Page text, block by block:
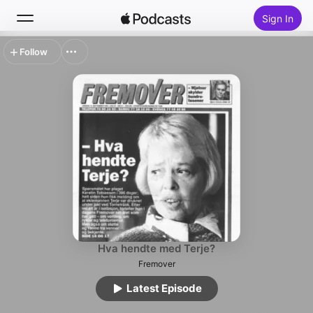
Sign In
Top Charts
Hva hendte med Terje?
Fremover
Latest Episode
Follow